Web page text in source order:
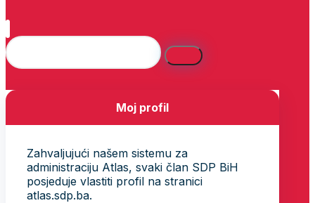
Moj profil
Zahvaljujući našem sistemu za
administraciju Atlas, svaki član SDP BiH
posjeduje vlastiti profil na stranici
atlas.sdp.ba.